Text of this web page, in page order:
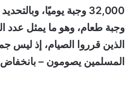
وجبة طعام، وهو ما يمثل عدد
الذين قرروا الصيام، إذ ليس
المسلمين يصومون – بانخفاض 14%.